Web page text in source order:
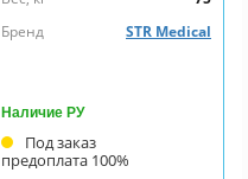
Бренд
STR Medical
Наличие РУ
Под заказ
предоплата 100%